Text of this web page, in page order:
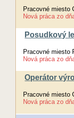
Pracovné miesto
Nová práca zo
Posudkový
Pracovné miesto
Nová práca zo
Operátor
Pracovné miesto
Nová práca zo